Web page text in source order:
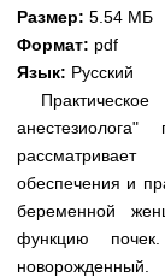
Методические
Научно-
Статьи
Новости (244)
Медицинская
Нормативы
Размер: 5.54 МБ
Формат: pdf
Язык: Русский
обеспечения и
беременной
функцию